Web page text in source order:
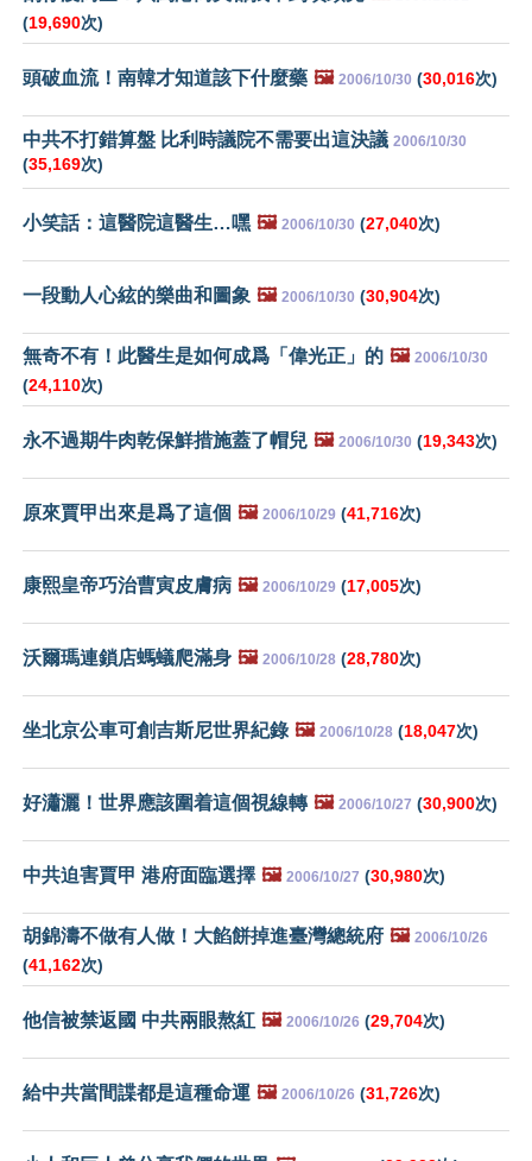
(19,690次)
頭破血流！南韓才知道該下什麼藥 🖼️ 2006/10/30 (30,016次)
中共不打錯算盤 比利時議院不需要出這決議 2006/10/30
(35,169次)
小笑話：這醫院這醫生…嘿 🖼️ 2006/10/30 (27,040次)
一段動人心絃的樂曲和圖象 🖼️ 2006/10/30 (30,904次)
無奇不有！此醫生是如何成爲「偉光正」的 🖼️ 2006/10/30
(24,110次)
永不過期牛肉乾保鮮措施蓋了帽兒 🖼️ 2006/10/30 (19,343次)
原來賈甲出來是爲了這個 🖼️ 2006/10/29 (41,716次)
康熙皇帝巧治曹寅皮膚病 🖼️ 2006/10/29 (17,005次)
沃爾瑪連鎖店螞蟻爬滿身 🖼️ 2006/10/28 (28,780次)
坐北京公車可創吉斯尼世界紀錄 🖼️ 2006/10/28 (18,047次)
好瀟灑！世界應該圍着這個視線轉 🖼️ 2006/10/27 (30,900次)
中共迫害賈甲 港府面臨選擇 🖼️ 2006/10/27 (30,980次)
胡錦濤不做有人做！大餡餅掉進臺灣總統府 🖼️ 2006/10/26
(41,162次)
他信被禁返國 中共兩眼熬紅 🖼️ 2006/10/26 (29,704次)
給中共當間諜都是這種命運 🖼️ 2006/10/26 (31,726次)